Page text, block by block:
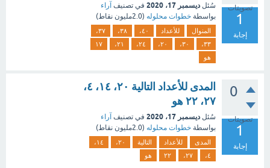
تصويتات
1
إجابة
سُئل ديسمبر 17، 2020 في تصنيف آراء
بواسطة خطوات محلوله (2.0مليون نقاط)
المنوال للأعداد ٤٠، ٣٨،
٣٧،
٣٣،
٣٠، ٢٠، ٢٤، ٢١،
١٧
هو
0
تصويتات
1
إجابة
المدى للأعداد التالية ٢٠، ١٤، ٤،
٢٧، ٢٢ هو
سُئل ديسمبر 17، 2020 في تصنيف آراء
بواسطة خطوات محلوله (2.0مليون نقاط)
المدى للأعداد التالية ٢٠،
١٤،
٤،
٢٧، ٢٢ هو